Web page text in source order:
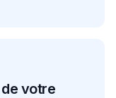
votre